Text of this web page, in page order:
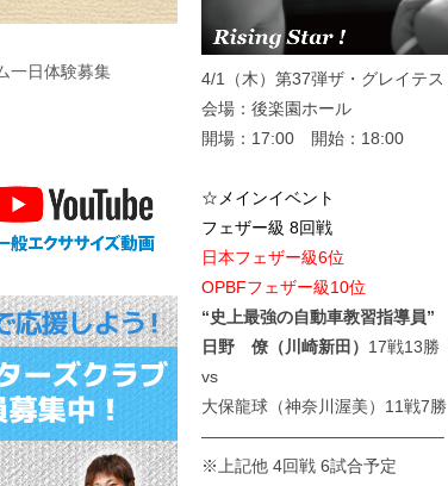
4/1（木）第37弾ザ・グレイテ
会場：後楽園ホール
開場：17:00 開始：18:00
☆メインイベント
フェザー級 8回戦
日本フェザー級6位
OPBFフェザー級10位
“史上最強の自動車教習指導員”
日野 僚（川崎新田） 17戦13勝
vs
大保龍球（神奈川渥美）11戦7
——————————————–
※上記他 4回戦 6試合予定